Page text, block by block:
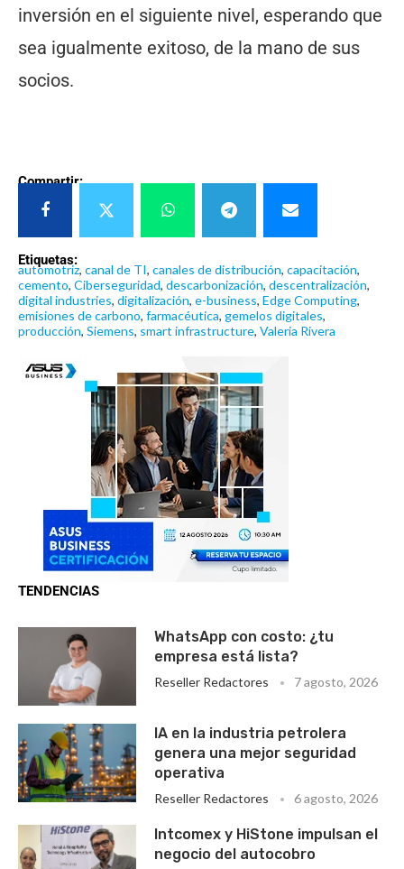
inversión en el siguiente nivel, esperando que
sea igualmente exitoso, de la mano de sus
socios.
Compartir:
Etiquetas:
automotriz, canal de TI, canales de distribución, capacitación,
cemento, Ciberseguridad, descarbonización, descentralización,
digital industries, digitalización, e-business, Edge Computing,
emisiones de carbono, farmacéutica, gemelos digitales,
producción, Siemens, smart infrastructure, Valeria Rivera
TENDENCIAS
WhatsApp con costo: ¿tu
empresa está lista?
Reseller Redactores 7 agosto, 2026
IA en la industria petrolera
genera una mejor seguridad
operativa
Reseller Redactores 6 agosto, 2026
Intcomex y HiStone impulsan el
negocio del autocobro